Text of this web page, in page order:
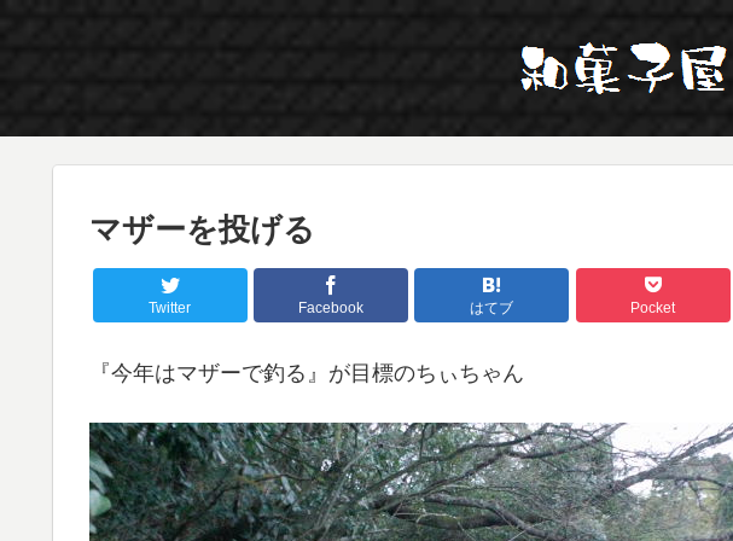
マザーを投げる
Twitter Facebook はてブ Pocket
『今年はマザーで釣る』が目標のちぃちゃん